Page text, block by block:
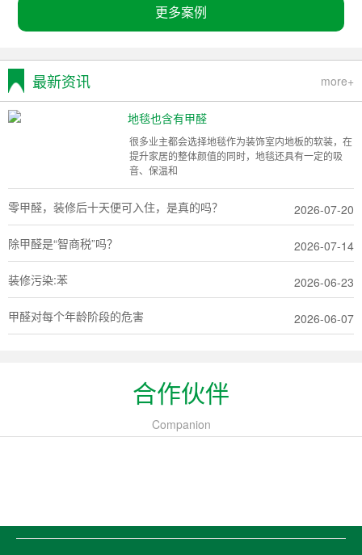
更多案例
最新资讯 more+
地毯也含有甲醛
很多业主都会选择地毯作为装饰室内地板的软装，在
提升家居的整体颜值的同时，地毯还具有一定的吸
音、保温和
零甲醛，装修后十天便可入住，是真的吗？ 2026-07-20
除甲醛是“智商税”吗？ 2026-07-14
装修污染:苯 2026-06-23
甲醛对每个年龄阶段的危害 2026-06-07
合作伙伴
Companion